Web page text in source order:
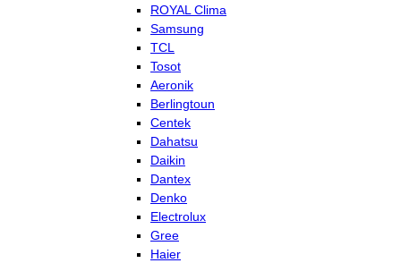
ROYAL Clima
Samsung
TCL
Tosot
Aeronik
Berlingtoun
Centek
Dahatsu
Daikin
Dantex
Denko
Electrolux
Gree
Haier